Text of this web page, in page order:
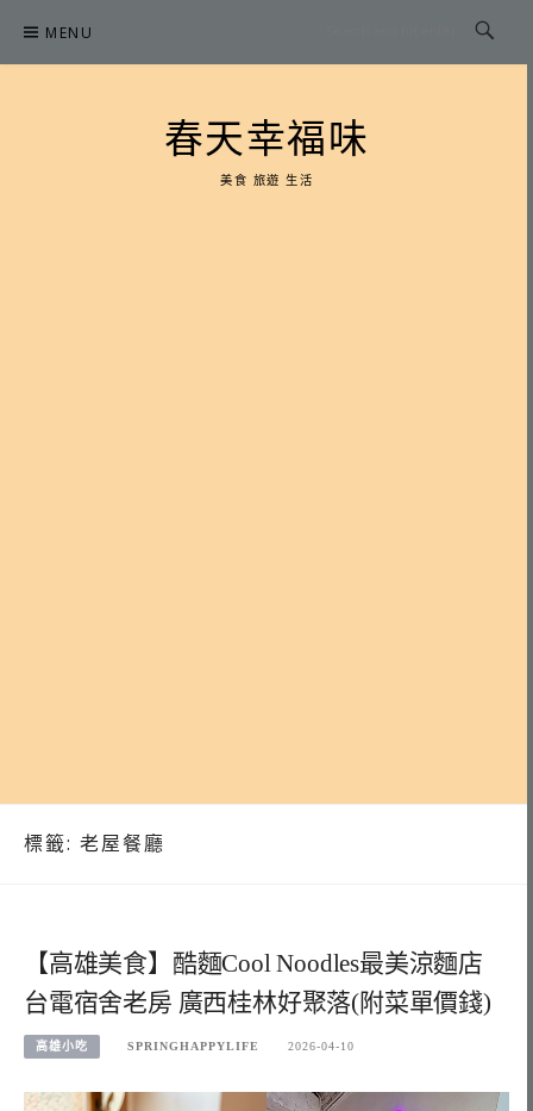
content
MENU
春天幸福味
美食 旅遊 生活
標籤: 老屋餐廳
【高雄美食】酷麵Cool Noodles最美涼麵店
台電宿舍老房 廣西桂林好聚落(附菜單價錢)
高雄小吃 SPRINGHAPPYLIFE 2026-04-10